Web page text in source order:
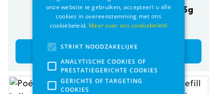
€ 3,45
Bestel
kippenharten 25g
€ 1,99
onze website te gebruiken, accepteert u alle
cookies in overeenstemming met ons
cookiebeleid. Meer over ons cookiebeleid
STRIKT NOODZAKELIJKE
ANALYTISCHE COOKIES OF
PRESTATIEGERICHTE COOKIES
GERICHTE OF TARGETING
COOKIES